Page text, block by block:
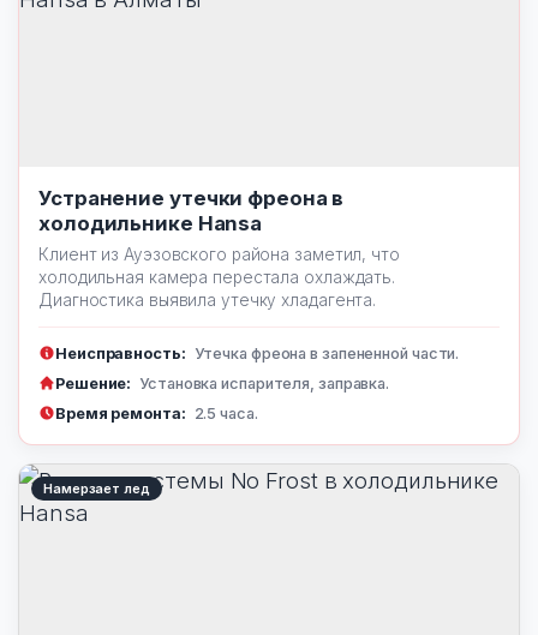
Устранение утечки фреона в
холодильнике Hansa
Клиент из Ауэзовского района заметил, что
холодильная камера перестала охлаждать.
Диагностика выявила утечку хладагента.
Неисправность: Утечка фреона в запененной части.
Решение: Установка испарителя, заправка.
Время ремонта: 2.5 часа.
Намерзает лед